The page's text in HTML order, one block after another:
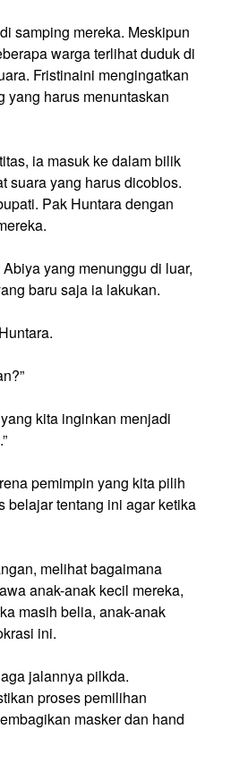
samping mereka. Meskipun
warga terlihat duduk di
Fristinaini mengingatkan
yang harus menuntaskan
ia masuk ke dalam bilik
suara yang harus dicoblos.
Pak Huntara dengan
yang menunggu di luar,
baru saja ia lakukan.
kita inginkan menjadi
pemimpin yang kita pilih
belajar tentang ini agar ketika
melihat bagaimana
anak-anak kecil mereka,
masih belia, anak-anak
ini.
jalannya pilkda.
proses pemilihan
masker dan hand